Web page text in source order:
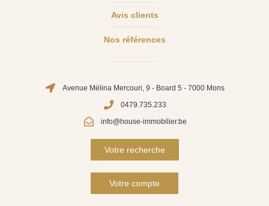
Avis clients
Nos références
Avenue Mélina Mercouri, 9 - Board 5 - 7000 Mons
0479.735.233
info@house-immobilier.be
Votre recherche
Votre compte